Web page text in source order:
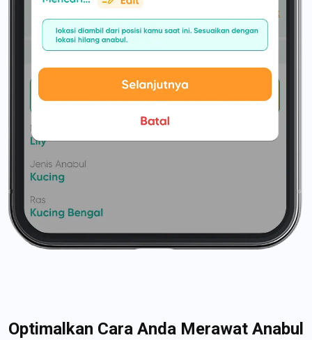
Optimalkan Cara Anda Merawat Anabul